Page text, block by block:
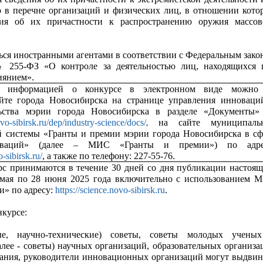
в перечне организаций и физических лиц, в отношении
об их причастности к распространению оружия
иностранными агентами в соответствии с Федеральным
ФЗ «О контроле за деятельностью лиц, находящихся
информацией о конкурсе в электронном виде
города Новосибирска на странице управления
мэрии города Новосибирска в разделе
sibirsk.ru/dep/industry-science/docs/,на сайте
системы «Гранты и премии мэрии города Новосибирска в
(далее – МИС «Гранты и премии») по
sibirsk.ru/, а также по телефону: 227-55-76.
принимаются в течение 30 дней со дня публикации
по 28 июня 2025 года включительно с использованием
по адресу:https://science.novo-sibirsk.ru.
научно-технические) советы, советы молодых
- советы) научных организаций, образовательных
руководители инновационных организаций могут